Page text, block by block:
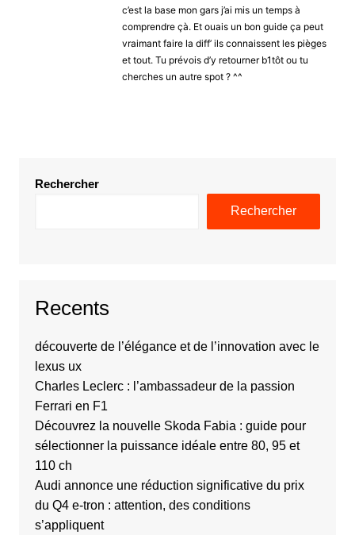
c’est la base mon gars j’ai mis un temps à
comprendre çà. Et ouais un bon guide ça peut
vraimant faire la diff’ ils connaissent les pièges
et tout. Tu prévois d’y retourner b1tôt ou tu
cherches un autre spot ? ^^
Rechercher
Rechercher
Recents
découverte de l’élégance et de l’innovation avec le
lexus ux
Charles Leclerc : l’ambassadeur de la passion
Ferrari en F1
Découvrez la nouvelle Skoda Fabia : guide pour
sélectionner la puissance idéale entre 80, 95 et
110 ch
Audi annonce une réduction significative du prix
du Q4 e-tron : attention, des conditions
s’appliquent